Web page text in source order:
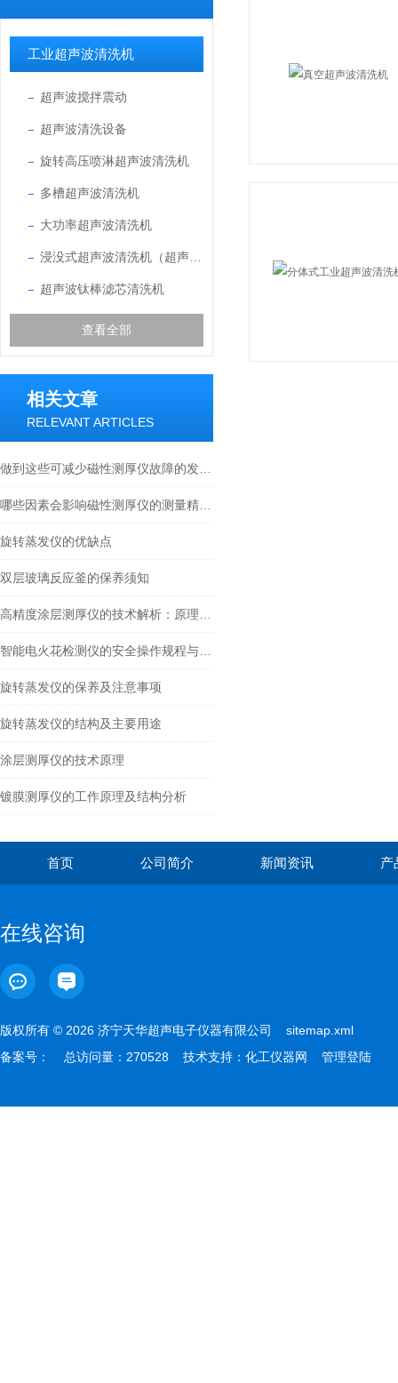
工业超声波清洗机
超声波搅拌震动
超声波清洗设备
旋转高压喷淋超声波清洗机
多槽超声波清洗机
大功率超声波清洗机
超声波钛棒滤芯清洗机
查看全部
相关文章
RELEVANT ARTICLES
旋转蒸发仪的优缺点
双层玻璃反应釜的保养须知
旋转蒸发仪的保养及注意事项
旋转蒸发仪的结构及主要用途
涂层测厚仪的技术原理
镀膜测厚仪的工作原理及结构分析
首页 公司简介 新闻资讯 产
在线咨询
版权所有 © 2026 济宁天华超声电子仪器有限公司 sitemap.xml
备案号：
总访问量：270528 技术支持： 化工仪器网 管理登陆